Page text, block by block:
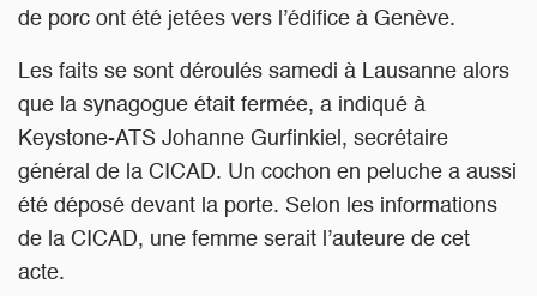
de porc ont été jetées vers l’édifice à Genève.
Les faits se sont déroulés samedi à Lausanne alors
que la synagogue était fermée, a indiqué à
Keystone-ATS Johanne Gurfinkiel, secrétaire
général de la CICAD. Un cochon en peluche a aussi
été déposé devant la porte. Selon les informations
de la CICAD, une femme serait l’auteure de cet
acte.